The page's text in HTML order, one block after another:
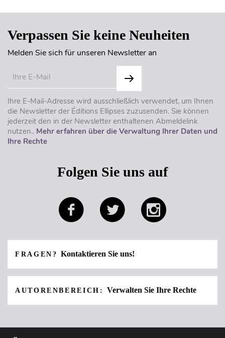
Verpassen Sie keine Neuheiten
Melden Sie sich für unseren Newsletter an
Ihre E-Mail-Adresse wird ausschließlich verwendet, um Ihnen
die Newsletter der Éditions Ellipses zuzusenden. Sie können
jederzeit den in der Newsletter enthaltenen Abmeldelink
nutzen.. Mehr erfahren über die Verwaltung Ihrer Daten und
Ihre Rechte
Folgen Sie uns auf
FRAGEN?Kontaktieren Sie uns!
AUTORENBEREICH: Verwalten Sie Ihre Rechte